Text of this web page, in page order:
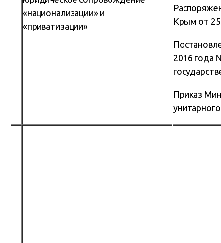
«национализации» и
«приватизации»
Крым от
2016 года
Приказ